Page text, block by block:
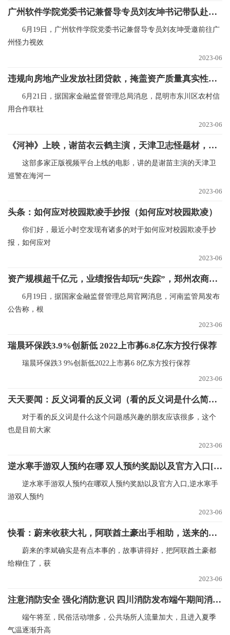
广州软件学院党委书记兼督导专员刘友坤书记带队赴广州怪力视效网络科技有限公司参加结营及基地授牌仪式
6月19日，广州软件学院党委书记兼督导专员刘友坤受邀前往广
州怪力视效
2023-06
违规向房地产业发放社团贷款，掩盖资产质量真实性，昆明市东川区农村信用合作联社被罚款140万元|世界最新
6月21日，据国家金融监督管理总局消息，昆明市东川区农村信
用合作联社
2023-06
《河神》上映，谢苗衣云鹤主演，天津卫志怪题材，幻术大片气象|全球快资讯
这部多家正版视频平台上线的电影，讲的是谢苗主演的天津卫
巡警在海河一
2023-06
头条：如何应对校园欺凌手抄报（如何应对校园欺凌）
你们好，最近小时空发现有诸多的对于如何应对校园欺凌手抄
报，如何应对
2023-06
资产规模超千亿元，业绩报告却玩“失踪”，郑州农商银行迎来新副行长查恒亮…
6月19日，据国家金融监督管理总局官网消息，河南监管局发布
公告称，根
2023-06
瑞晨环保跌3.9%创新低 2022上市募6.8亿东方投行保荐
瑞晨环保跌3 9%创新低2022上市募6 8亿东方投行保荐
2023-06
天天要闻：反义词看的反义词（看的反义词是什么简介介绍）
对于看的反义词是什么这个问题感兴趣的朋友应该很多，这个
也是目前大家
2023-06
逆水寒手游双人预约在哪 双人预约奖励以及官方入口[多图] 世界独家
逆水寒手游双人预约在哪双人预约奖励以及官方入口,逆水寒手
游双人预约
2023-06
快看：蔚来收获大礼，阿联酋土豪出手相助，送来的钱够蔚来亏一个季度
蔚来的李斌确实是有点本事的，故事讲得好，把阿联酋土豪都
给糊住了，获
2023-06
注意消防安全 强化消防意识 四川消防发布端午期间消防安全提示
端午将至，民俗活动增多，公共场所人流量加大，且进入夏季
气温逐渐升高